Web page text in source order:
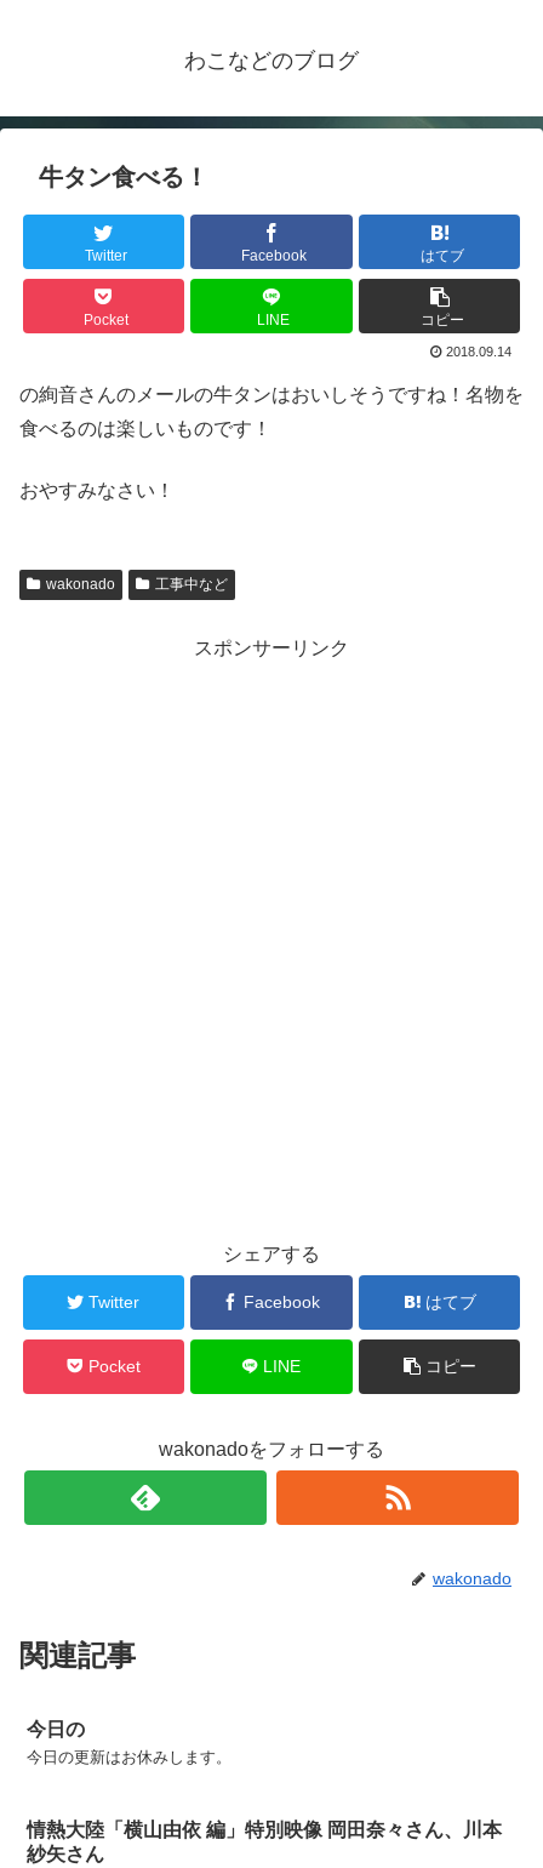
わこなどのブログ
牛タン食べる！
Twitter Facebook はてブ
Pocket LINE コピー
2018.09.14
の絢音さんのメールの牛タンはおいしそうですね！名物を
食べるのは楽しいものです！
おやすみなさい！
wakonado 工事中など
スポンサーリンク
シェアする
Twitter Facebook はてブ
Pocket LINE コピー
wakonadoをフォローする
wakonado
関連記事
今日の
今日の更新はお休みします。
情熱大陸「横山由依 編」特別映像 岡田奈々さん、川本
紗矢さん